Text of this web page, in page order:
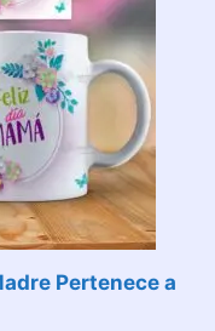
Pertenece a